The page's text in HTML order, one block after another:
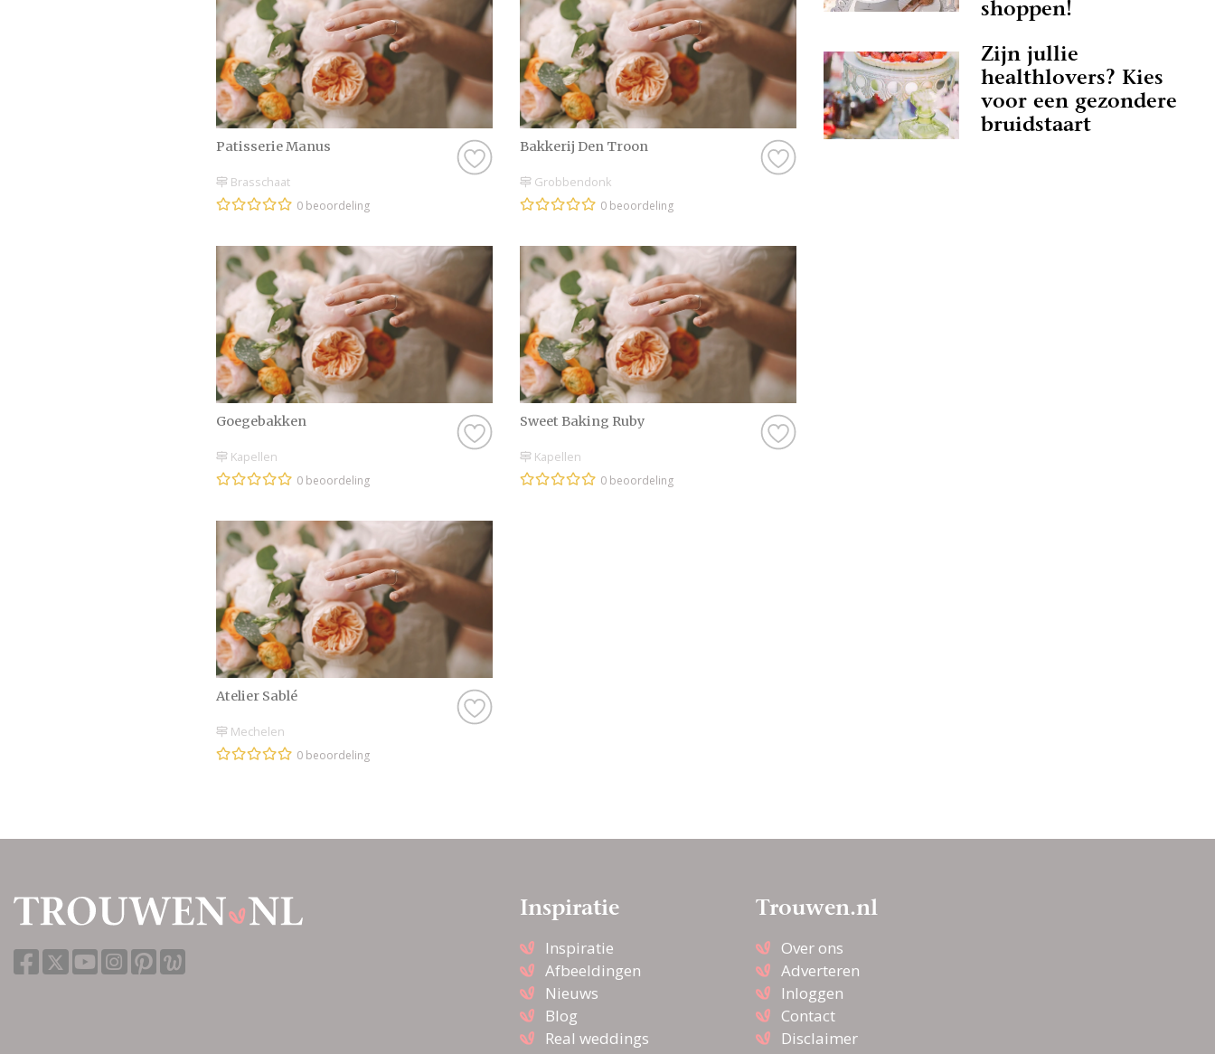
Patisserie Manus
Brasschaat
0 beoordeling
Bakkerij Den Troon
Grobbendonk
0 beoordeling
Goegebakken
Kapellen
0 beoordeling
Sweet Baking Ruby
Kapellen
0 beoordeling
Atelier Sablé
Mechelen
0 beoordeling
shoppen!
Zijn jullie
healthlovers? Kies
voor een gezondere
bruidstaart
Inspiratie
Inspiratie
Afbeeldingen
Nieuws
Blog
Real weddings
Trouwen.nl
Over ons
Adverteren
Inloggen
Contact
Disclaimer